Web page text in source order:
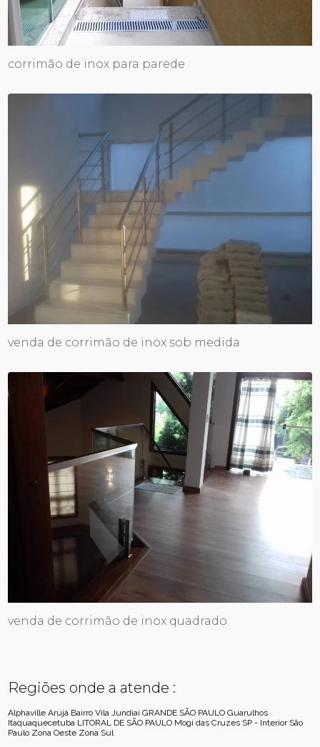
corrimão de inox para parede
venda de corrimão de inox sob medida
venda de corrimão de inox quadrado
Regiões onde a atende :
Alphaville Arujá Bairro Vila Jundiaí GRANDE SÃO PAULO Guarulhos
Itaquaquecetuba LITORAL DE SÃO PAULO Mogi das Cruzes SP - Interior São
Paulo Zona Oeste Zona Sul